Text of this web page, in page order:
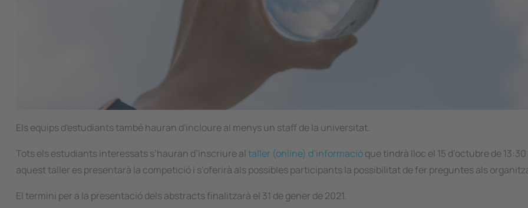
Els equips d'estudiants també hauran d'incloure al menys un staff de la universitat.
Tots els estudiants interessats s’hauran d’inscriure al taller (online) d’informacióque tindrà lloc el 15 d’octubre de 13:30
aquest taller es presentarà la competició i s’oferirà als possibles participants la possibilitat de fer preguntes als
El termini per a la presentació dels abstracts finalitzarà el 31 de gener de 2021.